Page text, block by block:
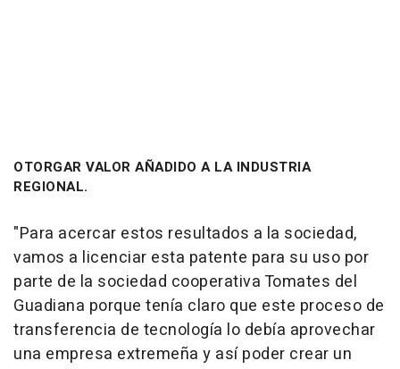
OTORGAR VALOR AÑADIDO A LA INDUSTRIA
REGIONAL.
"Para acercar estos resultados a la sociedad,
vamos a licenciar esta patente para su uso por
parte de la sociedad cooperativa Tomates del
Guadiana porque tenía claro que este proceso de
transferencia de tecnología lo debía aprovechar
una empresa extremeña y así poder crear un